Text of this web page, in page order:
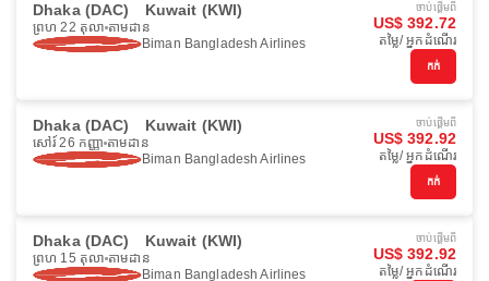
Dhaka (DAC) Kuwait (KWI)
ព្រហ 22 តុលា តាមដាន
Biman Bangladesh Airlines
ចាប់ផ្ដើមពី
US$ 392.72
តម្លៃ/ អ្នកដំណើរ
កក់
Dhaka (DAC) Kuwait (KWI)
សៅរ៍ 26 កញ្ញា តាមដាន
Biman Bangladesh Airlines
ចាប់ផ្ដើមពី
US$ 392.92
តម្លៃ/ អ្នកដំណើរ
កក់
Dhaka (DAC) Kuwait (KWI)
ព្រហ 15 តុលា តាមដាន
Biman Bangladesh Airlines
ចាប់ផ្ដើមពី
US$ 392.92
តម្លៃ/ អ្នកដំណើរ